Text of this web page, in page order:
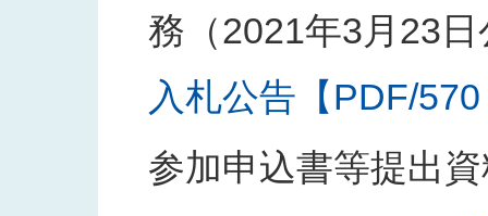
務（2021年3月23日
入札公告【PDF/
参加申込書等提出